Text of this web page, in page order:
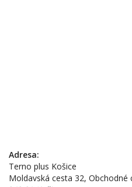
Adresa:
Terno plus Košice
Moldavská cesta 32,